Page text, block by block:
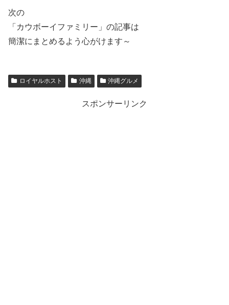
次の
「カウボーイファミリー」の記事は
簡潔にまとめるよう心がけます～
ロイヤルホスト 沖縄 沖縄グルメ
スポンサーリンク